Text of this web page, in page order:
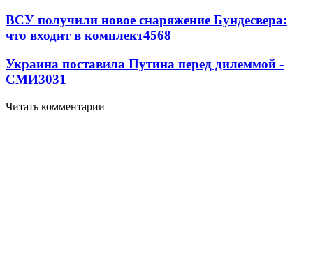
ВСУ получили новое снаряжение Бундесвера:
что входит в комплект4568
Украина поставила Путина перед дилеммой -
СМИ3031
Читать комментарии